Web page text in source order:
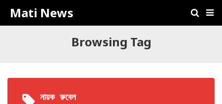
Mati News
Browsing Tag
নায়ক রুবেল